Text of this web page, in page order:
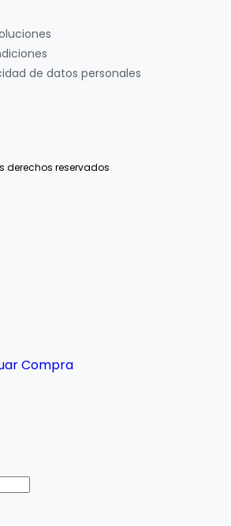
de datos personales
derechos reservados
Compra